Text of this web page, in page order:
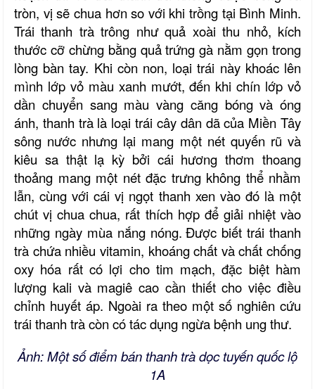
tròn, vị sẽ chua hơn so với khi trồng tại Bình Minh.
Trái thanh trà trông như quả xoài thu nhỏ, kích
thước cỡ chừng bằng quả trứng gà nằm gọn trong
lòng bàn tay. Khi còn non, loại trái này khoác lên
mình lớp vỏ màu xanh mướt, đến khi chín lớp vỏ
dần chuyển sang màu vàng căng bóng và óng
ánh, thanh trà là loại trái cây dân dã của Miền Tây
sông nước nhưng lại mang một nét quyến rũ và
kiêu sa thật lạ kỳ bởi cái hương thơm thoang
thoảng mang một nét đặc trưng không thể nhầm
lẫn, cùng với cái vị ngọt thanh xen vào đó là một
chút vị chua chua, rất thích hợp để giải nhiệt vào
những ngày mùa nắng nóng. Được biết trái thanh
trà chứa nhiều vitamin, khoáng chất và chất chống
oxy hóa rất có lợi cho tim mạch, đặc biệt hàm
lượng kali và magiê cao cần thiết cho việc điều
chỉnh huyết áp. Ngoài ra theo một số nghiên cứu
trái thanh trà còn có tác dụng ngừa bệnh ung thư.
Ảnh: Một số điểm bán thanh trà dọc tuyến quốc lộ
1A